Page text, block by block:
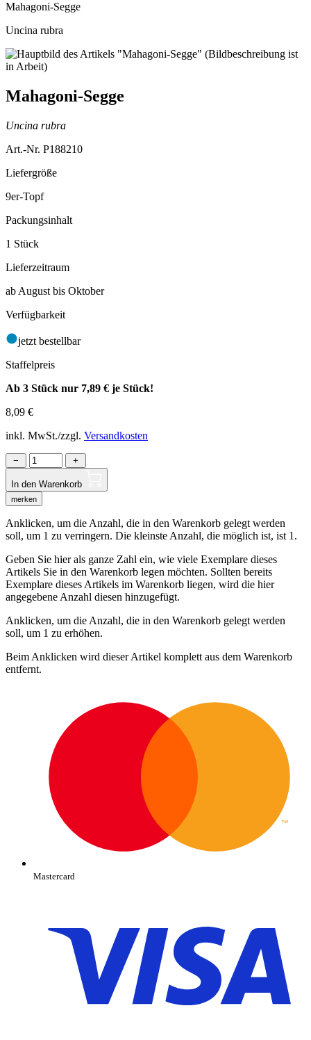
Mahagoni-Segge
Uncina rubra
Mahagoni-Segge
Uncina rubra
Art.-Nr. P188210
Liefergröße
9er-Topf
Packungsinhalt
1 Stück
Lieferzeitraum
ab August bis Oktober
Verfügbarkeit
jetzt bestellbar
Staffelpreis
Ab 3 Stück nur 7,89 € je Stück!
8,09 €
inkl. MwSt./zzgl. Versandkosten
− +
In den Warenkorb
merken
Anklicken, um die Anzahl, die in den Warenkorb gelegt werden
soll, um 1 zu verringern. Die kleinste Anzahl, die möglich ist, ist 1.
Geben Sie hier als ganze Zahl ein, wie viele Exemplare dieses
Artikels Sie in den Warenkorb legen möchten. Sollten bereits
Exemplare dieses Artikels im Warenkorb liegen, wird die hier
angegebene Anzahl diesen hinzugefügt.
Anklicken, um die Anzahl, die in den Warenkorb gelegt werden
soll, um 1 zu erhöhen.
Beim Anklicken wird dieser Artikel komplett aus dem Warenkorb
entfernt.
Mastercard